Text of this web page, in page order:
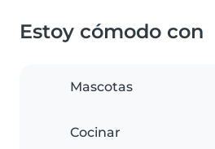
Estoy cómodo con
Mascotas
Cocinar